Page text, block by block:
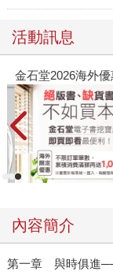
活動訊息
金石堂2026海外
內容簡介
第一章 與時俱進